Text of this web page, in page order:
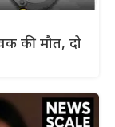
की मौत, दो